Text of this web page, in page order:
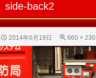
side-back2
2014年6月19日 660 × 230